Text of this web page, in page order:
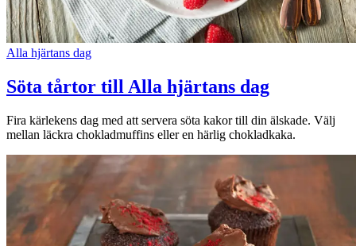
Alla hjärtans dag
Söta tårtor till Alla hjärtans dag
Fira kärlekens dag med att servera söta kakor till din älskade. Välj
mellan läckra chokladmuffins eller en härlig chokladkaka.